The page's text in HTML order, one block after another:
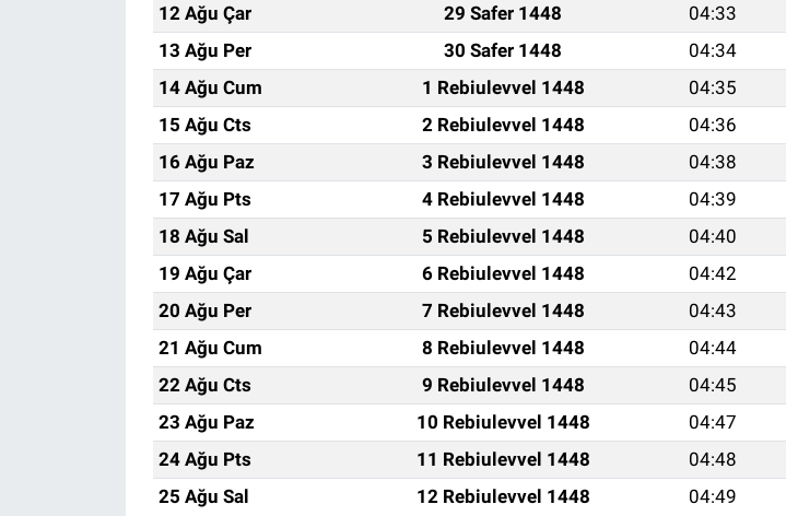
12 Ağu Çar
29 Safer 1448 04:33
13 Ağu Per
30 Safer 1448 04:34
14 Ağu Cum
1 Rebiulevvel 1448 04:35
15 Ağu Cts
2 Rebiulevvel 1448 04:36
16 Ağu Paz
3 Rebiulevvel 1448 04:38
17 Ağu Pts
4 Rebiulevvel 1448 04:39
18 Ağu Sal
5 Rebiulevvel 1448 04:40
19 Ağu Çar
6 Rebiulevvel 1448 04:42
20 Ağu Per
7 Rebiulevvel 1448 04:43
21 Ağu Cum
8 Rebiulevvel 1448 04:44
22 Ağu Cts
9 Rebiulevvel 1448 04:45
23 Ağu Paz
10 Rebiulevvel 1448 04:47
24 Ağu Pts
11 Rebiulevvel 1448 04:48
25 Ağu Sal
12 Rebiulevvel 1448 04:49